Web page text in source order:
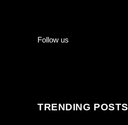
Follow us
TRENDING POSTS